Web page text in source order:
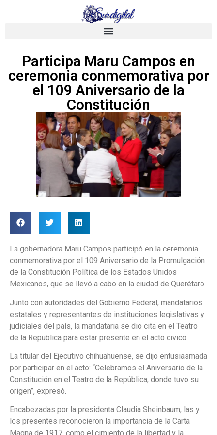
Participa Maru Campos en
ceremonia conmemorativa por
el 109 Aniversario de la
Constitución
La gobernadora Maru Campos participó en la ceremonia
conmemorativa por el 109 Aniversario de la Promulgación
de la Constitución Política de los Estados Unidos
Mexicanos, que se llevó a cabo en la ciudad de Querétaro.
Junto con autoridades del Gobierno Federal, mandatarios
estatales y representantes de instituciones legislativas y
judiciales del país, la mandataria se dio cita en el Teatro
de la República para estar presente en el acto cívico.
La titular del Ejecutivo chihuahuense, se dijo entusiasmada
por participar en el acto: “Celebramos el Aniversario de la
Constitución en el Teatro de la República, donde tuvo su
origen”, expresó.
Encabezadas por la presidenta Claudia Sheinbaum, las y
los presentes reconocieron la importancia de la Carta
Magna de 1917, como el cimiento de la libertad y la